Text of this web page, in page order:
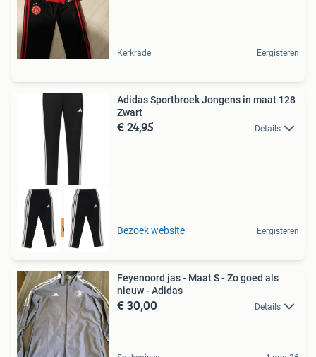
Kerkrade Eergisteren
Tot 75% voordeel
Adidas Sportbroek Jongens in maat 128
Zwart
€ 24,95 Details
Bezoek website Eergisteren
Feyenoord jas - Maat S - Zo goed als
nieuw - Adidas
€ 30,00 Details